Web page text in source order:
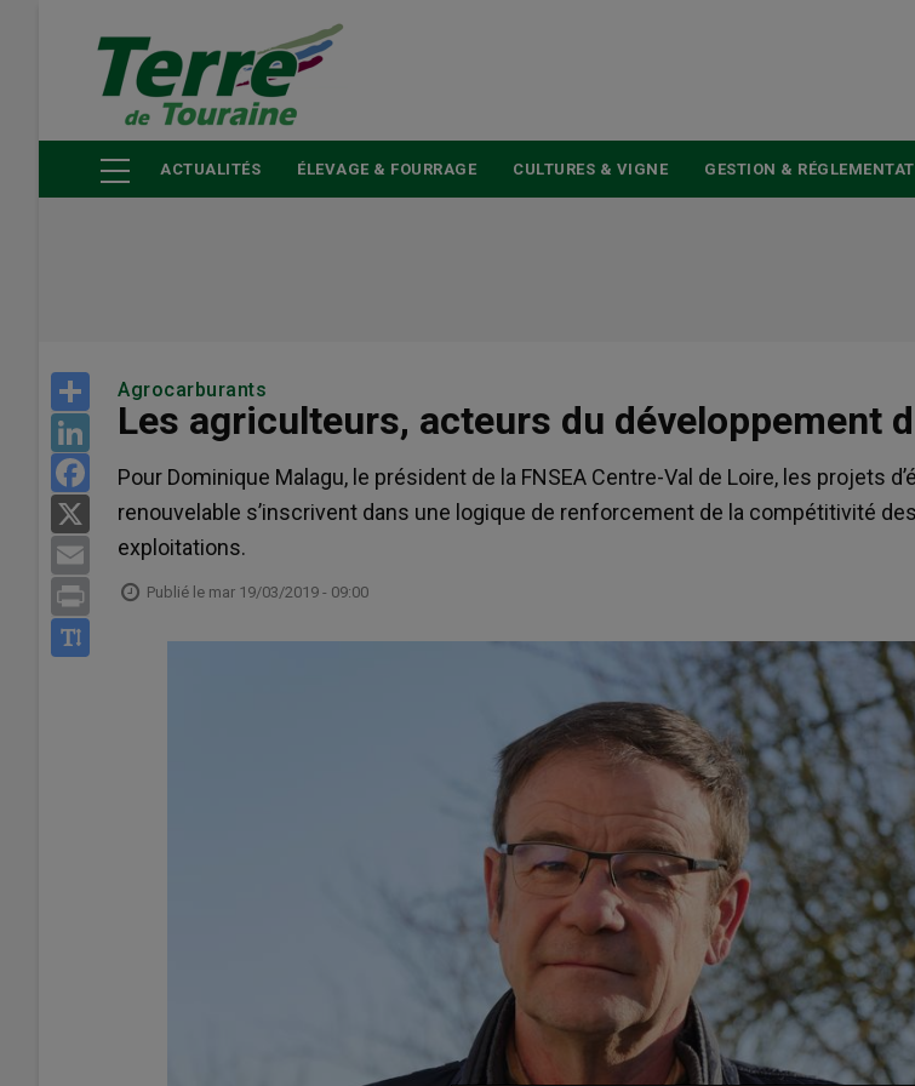
principal
ACTUALITÉS ÉLEVAGE & FOURRAGE CULTURES & VIGNE GESTION &
Share
LinkedIn
Facebook
Email
Print
Agrocarburants
Les agriculteurs, acteurs du développement
Pour Dominique Malagu, le président de la FNSEA Centre-Val de Loire, les projets
renouvelable s’inscrivent dans une logique de renforcement de la compétitivité des
exploitations.
Publié le mar 19/03/2019 - 09:00